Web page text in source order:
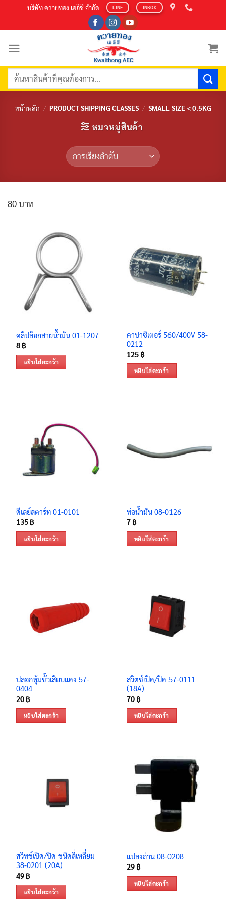
content
บริษัท ควายทอง เออีซี จำกัด LINE INBOX
ค้นหา:
หน้าหลัก / PRODUCT SHIPPING CLASSES / SMALL SIZE < 0.5KG
หมวหมู่สินค้า
80 บาท
คลิปล๊อกสายน้ำมัน 01-1207
8 ฿
หยิบใส่ตะกร้า
คาปาซิเตอร์ 560/400V 58-
0212
125 ฿
หยิบใส่ตะกร้า
ดีเลย์สตาร์ท 01-0101
135 ฿
หยิบใส่ตะกร้า
ท่อน้ำมัน 08-0126
7 ฿
หยิบใส่ตะกร้า
ปลอกหุ้มขั้วเสียบแดง 57-
0404
20 ฿
หยิบใส่ตะกร้า
สวิตช์เปิด/ปิด 57-0111
(18A)
70 ฿
หยิบใส่ตะกร้า
สวิทช์เปิด/ปิด ชนิดสี่เหลี่ยม
38-0201 (20A)
49 ฿
หยิบใส่ตะกร้า
แปลงถ่าน 08-0208
29 ฿
หยิบใส่ตะกร้า